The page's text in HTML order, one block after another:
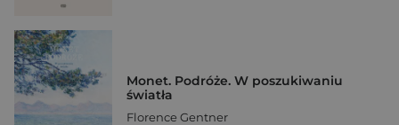
Monet. Podróże. W poszukiwaniu
światła
Florence Gentner